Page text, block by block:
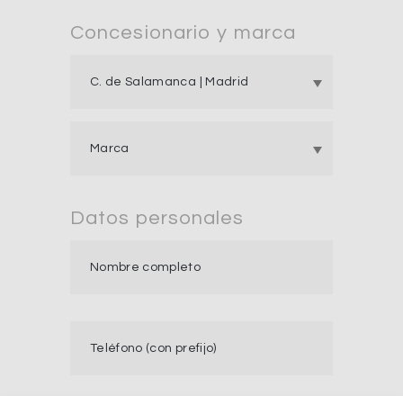
Concesionario y marca
Datos personales